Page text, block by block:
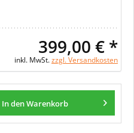
399,00 € *
inkl. MwSt.zzgl. Versandkosten
In den Warenkorb